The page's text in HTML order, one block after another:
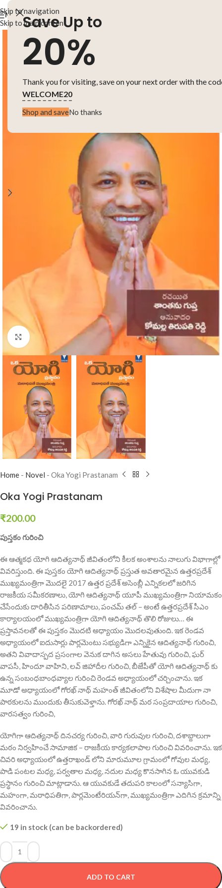
Skip to navigation
Skip to main content
Save Up to
20%
Thank you for visiting, save on your next order with the
WELCOME20
Shop and saveNo thanks
MENU
Click to enlarge
Home - Novel - Oka Yogi Prastanam
Oka Yogi Prastanam
₹200.00
పుస్తకం గురించి
ఈ ఆత్మకథ యోగి ఆదిత్యనాథ్ జీవితంలోని కీలక అంశాలను నాలుగు విభాగాల్లో
వివరిస్తుంది. ఈ పుస్తకం యోగి ఆదిత్యనాథ్ ప్రస్తుత అవతారమైన ఉత్తరప్రదేశ్
ముఖ్యమంత్రిగా మొదలై 2017 ఉత్తర ప్రదేశ్ అసెంబ్లీ ఎన్నికలలో జరిగిన
రాజకీయ సమీకరణాలు, యోగి ఆదిత్యనాథ్ యూపీ ముఖ్యమంత్రిగా నియామకం
చేసేందుకు దారితీసిన పరిణామాలు, పంచమ్ తల్ – అంటే ఉత్తరప్రదేశ్ సీఎం
కార్యాలయంలో ముఖ్యమంత్రిగా యోగి ఆదిత్యనాథ్ తొలి రోజులు… ఈ
ప్రస్తావనలతో ఈ పుస్తకం మొదటి అధ్యాయం మొదలవుతుంది. ఇక రెండవ
అధ్యాయంలో ఐదుసార్లు పార్లమెంటు సభ్యుడిగా ఎన్నికైన ఆదిత్యనాథ్ గురించి,
అతని వివాదాస్పద ప్రసంగాల వెనుక దాగిన అసలు హేతువు గురించి, ఘర్
వాపసీ, హిందూ వాహిని, లవ్ జిహాదీల గురించి, బీజేపీతో యోగి ఆదిత్యనాథ్ కు
ఉన్న సంబంధబాంధవ్యాల గురించి రెండవ అధ్యాయంలో చర్చించాను. ఇక
మూడో అధ్యాయంలో గోరఖ్ నాథ్ మహంత్ జీవితంలోని విశేషాల మీదుగా నా
పాఠకులను ముందుకు తీసుకువెళ్తాను. గోరఖ్ నాథ్ మఠ సంప్రదాయాల గురించి,
వారసత్వం గురించి,
యోగిగా ఆదిత్యనాథ్ దినచర్య గురించి, వారి గురువుల గురించి, దశాబ్దాలుగా
మఠం నిర్వహించే సామాజిక – రాజకీయ కార్యకలాపాల గురించి వివరించాను. ఇక
చివరి అధ్యాయంలో ఉత్తరాఖండ్ లోని మారుమూల గ్రామంలో గోవుల మధ్య,
పాడి పంటల మధ్య, పర్వతాల మధ్య, నదుల మధ్య కొనసాగిన ఓ యువకుడి
ప్రస్థానం గురించి మాట్లాడాను. ఆ యువకుడే తదుపరి కాలంలో సన్యాసిగా,
మహంగా, మఠాధిపతిగా, పార్లమెంటేరియన్‌గా, ముఖ్యమంత్రిగా ఎదిగిన క్రమాన్ని
వివరించాను.
19 in stock (can be backordered)
ADD TO CART